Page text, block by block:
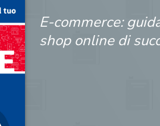
E-commerce:
shop online di